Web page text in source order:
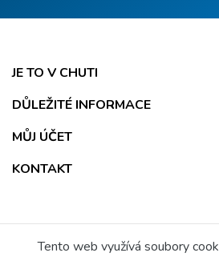
JE TO V CHUTI
DŮLEŽITÉ INFORMACE
MŮJ ÚČET
KONTAKT
Tento web využívá soubory